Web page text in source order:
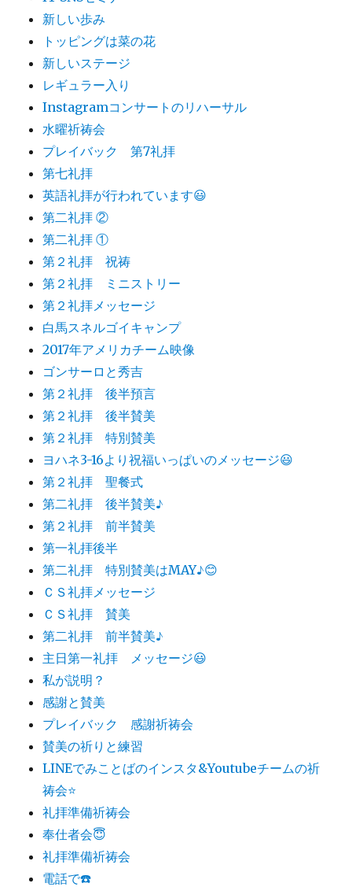
新しい歩み
トッピングは菜の花
新しいステージ
レギュラー入り
Instagramコンサートのリハーサル
水曜祈祷会
プレイバック 第7礼拝
第七礼拝
英語礼拝が行われています😃
第二礼拝 ②
第二礼拝 ①
第２礼拝 祝祷
第２礼拝 ミニストリー
第２礼拝メッセージ
白馬スネルゴイキャンプ
2017年アメリカチーム映像
ゴンサーロと秀吉
第２礼拝 後半預言
第２礼拝 後半賛美
第２礼拝 特別賛美
ヨハネ3-16より祝福いっぱいのメッセージ😃
第２礼拝 聖餐式
第二礼拝 後半賛美♪
第２礼拝 前半賛美
第一礼拝後半
第二礼拝 特別賛美はMAY♪😊
ＣＳ礼拝メッセージ
ＣＳ礼拝 賛美
第二礼拝 前半賛美♪
主日第一礼拝 メッセージ😃
私が説明？
感謝と賛美
プレイバック 感謝祈祷会
賛美の祈りと練習
LINEでみことばのインスタ&Youtubeチームの祈
祷会⭐️
礼拝準備祈祷会
奉仕者会😇
礼拝準備祈祷会
電話で☎️